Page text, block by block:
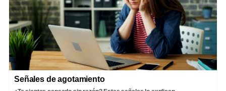
Señales de agotamiento